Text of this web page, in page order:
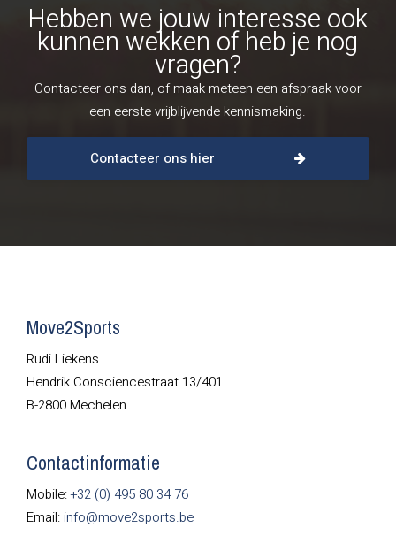
Hebben we jouw interesse ook
kunnen wekken of heb je nog
vragen?
Contacteer ons dan, of maak meteen een afspraak voor
een eerste vrijblijvende kennismaking.
Contacteer ons hier
Move2Sports
Rudi Liekens
Hendrik Consciencestraat 13/401
B-2800 Mechelen
Contactinformatie
Mobile:+32 (0) 495 80 34 76
Email: info@move2sports.be